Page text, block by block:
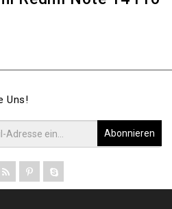
Uns!
Abonnieren